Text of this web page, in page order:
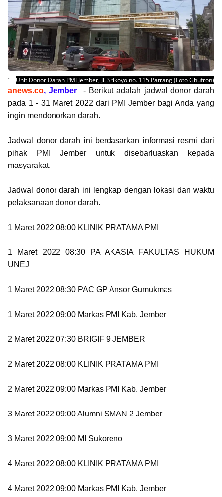
Unit Donor Darah PMI Jember, Jl. Srikoyo no. 115 Patrang (Foto Ghufron)
anews.co,Jember - Berikut adalah jadwal donor darah
pada 1 - 31 Maret 2022 dari PMI Jember bagi Anda yang
ingin mendonorkan darah.
Jadwal donor darah ini berdasarkan informasi resmi dari
pihak PMI Jember untuk disebarluaskan kepada
masyarakat.
Jadwal donor darah ini lengkap dengan lokasi dan waktu
pelaksanaan donor darah.
1 Maret 2022 08:00 KLINIK PRATAMA PMI
1 Maret 2022 08:30 PA AKASIA FAKULTAS HUKUM
UNEJ
1 Maret 2022 08:30 PAC GP Ansor Gumukmas
1 Maret 2022 09:00 Markas PMI Kab. Jember
2 Maret 2022 07:30 BRIGIF 9 JEMBER
2 Maret 2022 08:00 KLINIK PRATAMA PMI
2 Maret 2022 09:00 Markas PMI Kab. Jember
3 Maret 2022 09:00 Alumni SMAN 2 Jember
3 Maret 2022 09:00 MI Sukoreno
4 Maret 2022 08:00 KLINIK PRATAMA PMI
4 Maret 2022 09:00 Markas PMI Kab. Jember